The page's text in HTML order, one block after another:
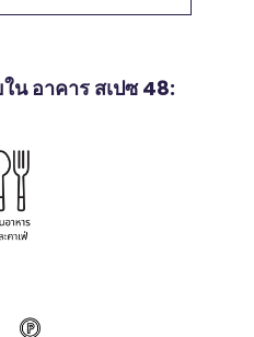
น อาคาร สเปซ 48: